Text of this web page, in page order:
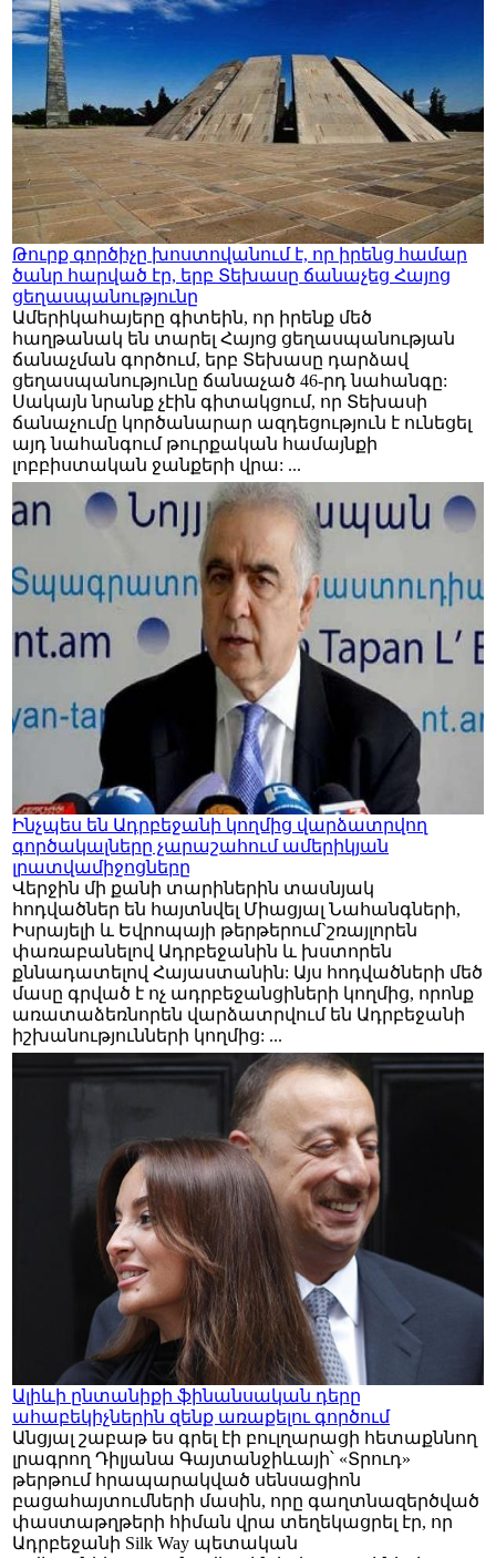
Թուրք գործիչը խոստովանում է, որ իրենց համար
ծանր հարված էր, երբ Տեխասը ճանաչեց Հայոց
ցեղասպանությունը
Ամերիկահայերը գիտեին, որ իրենք մեծ
հաղթանակ են տարել Հայոց ցեղասպանության
ճանաչման գործում, երբ Տեխասը դարձավ
ցեղասպանությունը ճանաչած 46-րդ նահանգը:
Սակայն նրանք չէին գիտակցում, որ Տեխասի
ճանաչումը կործանարար ազդեցություն է ունեցել
այդ նահանգում թուրքական համայնքի
լոբբիստական ջանքերի վրա: ...
Ինչպես են Ադրբեջանի կողմից վարձատրվող
գործակալները չարաշահում ամերիկյան
լրատվամիջոցները
Վերջին մի քանի տարիներին տասնյակ
հոդվածներ են հայտնվել Միացյալ Նահանգների,
Իսրայելի և Եվրոպայի թերթերում`շռայլորեն
փառաբանելով Ադրբեջանին և խստորեն
քննադատելով Հայաստանին: Այս հոդվածների մեծ
մասը գրված է ոչ ադրբեջանցիների կողմից, որոնք
առատաձեռնորեն վարձատրվում են Ադրբեջանի
իշխանությունների կողմից: ...
Ալիևի ընտանիքի ֆինանսական դերը
ահաբեկիչներին զենք առաքելու գործում
Անցյալ շաբաթ ես գրել էի բուլղարացի հետաքննող
լրագրող Դիլյանա Գայտանջիևայի՝ «Տրուդ»
թերթում հրապարակված սենսացիոն
բացահայտումների մասին, որը գաղտնազերծված
փաստաթղթերի հիման վրա տեղեկացրել էր, որ
Ադրբեջանի Silk Way պետական